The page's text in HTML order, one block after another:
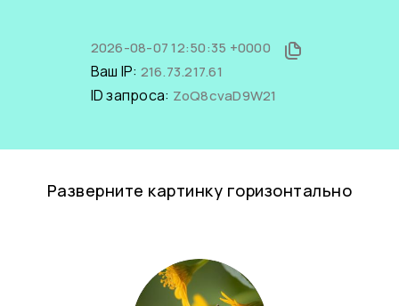
2026-08-07 12:50:35 +0000
Ваш IP: 216.73.217.61
ID запроса: ZoQ8cvaD9W21
Разверните картинку горизонтально